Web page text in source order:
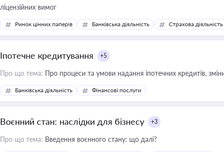
ліцензійних вимог
Ринок цінних паперів Банківська діяльність Страхова діяльність
Іпотечне кредитування +5
Про що тема: Про процеси та умови надання іпотечних кредитів,
Банківська діяльність Фінансові послуги
Воєнний стан: наслідки для бізнесу +3
Про що тема: Введення воєнного стану: що далі?